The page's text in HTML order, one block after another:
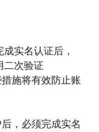
实名认证后，
二次验证
施将有效防止账
，必须完成实名